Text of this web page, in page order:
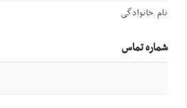
نام خانوادگی
شماره تماس